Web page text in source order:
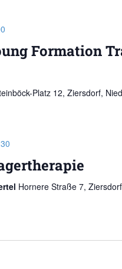
Formation
Platz 12, Ziersdorf,
Hornere Straße 7,